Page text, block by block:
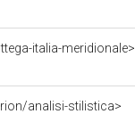
italia-meridionale>
analisi-stilistica>